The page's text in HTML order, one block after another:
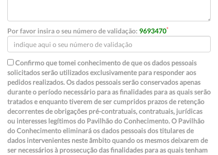
Por favor insira o seu número de validação: 9693470*
Confirmo que tomei conhecimento de que os dados pessoais
solicitados serão utilizados exclusivamente para responder aos
pedidos realizados. Os dados pessoais serão conservados apenas
durante o período necessário para as finalidades para as quais serão
tratados e enquanto tiverem de ser cumpridos prazos de retenção
decorrentes de obrigações pré-contratuais, contratuais, jurídicas
ou interesses legítimos do Pavilhão do Conhecimento. O Pavilhão
do Conhecimento eliminará os dados pessoais dos titulares de
dados intervenientes neste âmbito quando os mesmos deixarem de
ser necessários à prossecução das finalidades para as quais tenham